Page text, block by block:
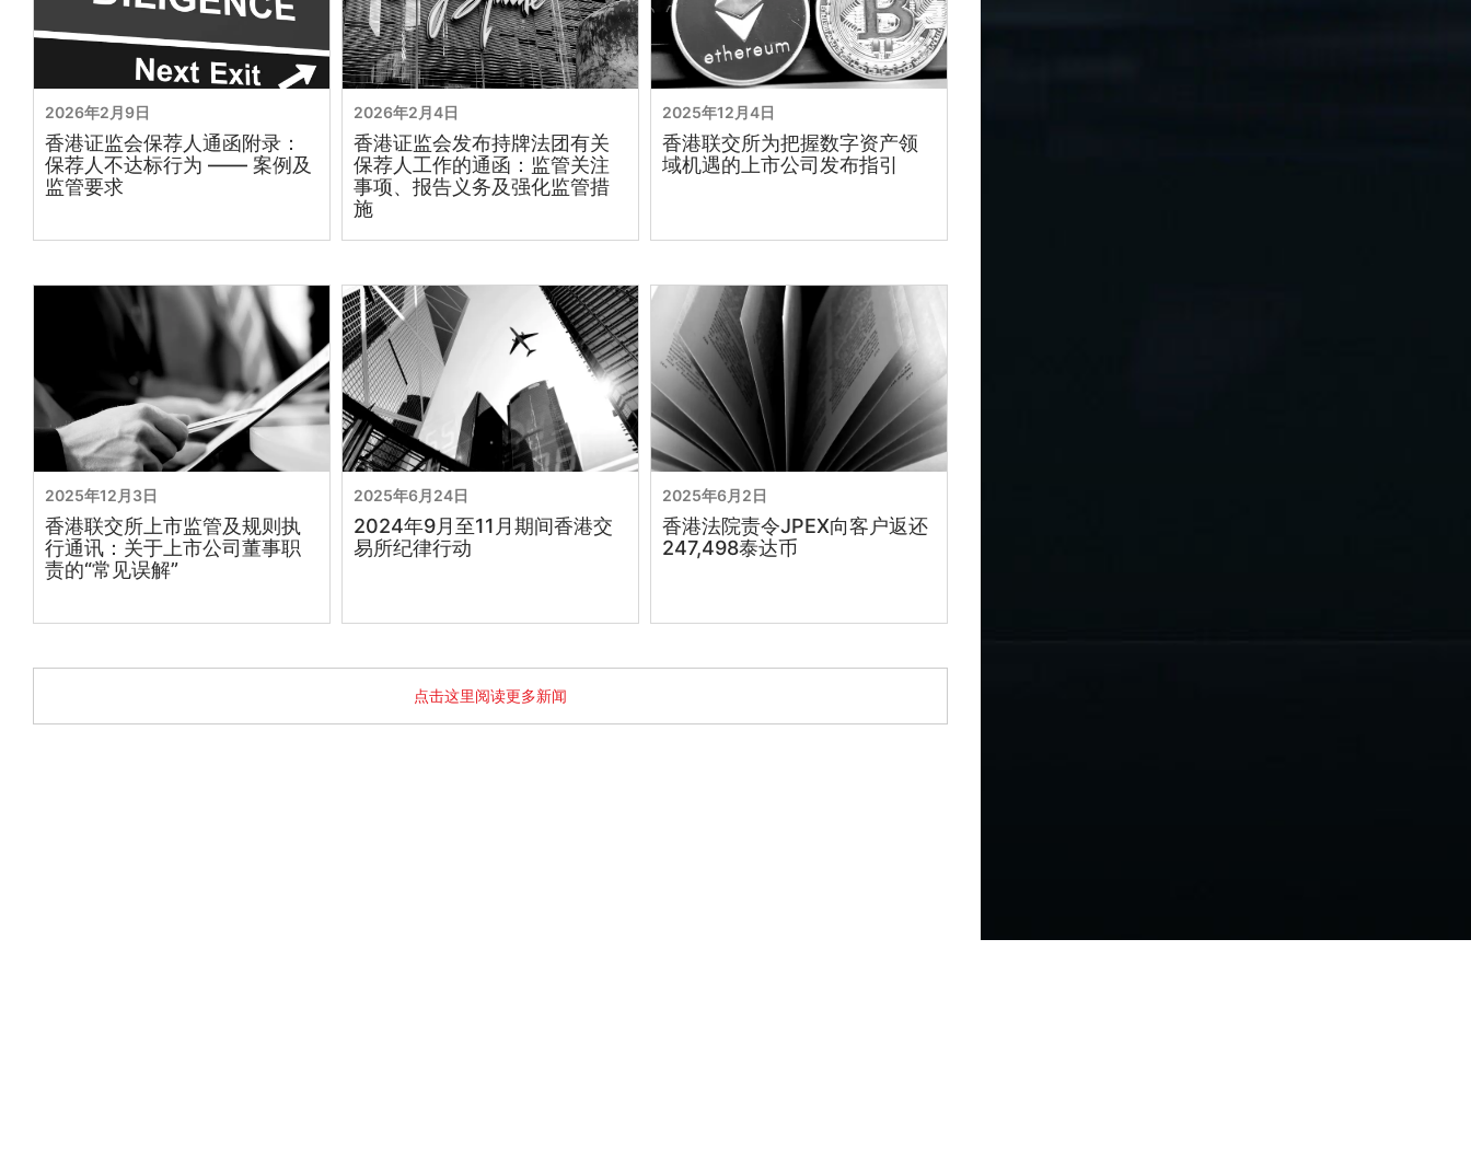
香港证监会保荐人通函附录：
保荐人不达标行为 —— 案例及
监管要求
2026年2月9日
香港联交所上市监管及规则执
行通讯：关于上市公司董事职
责的“常见误解”
2025年12月3日
香港证监会发布持牌法团有关
保荐人工作的通函：监管关注
事项、报告义务及强化监管措
施
2026年2月4日
2024年9月至11月期间香港交
易所纪律行动
2025年6月24日
香港联交所为把握数字资产领
域机遇的上市公司发布指引
2025年12月4日
香港法院责令JPEX向客户返还
247,498泰达币
2025年6月2日
点击这里阅读更多新闻